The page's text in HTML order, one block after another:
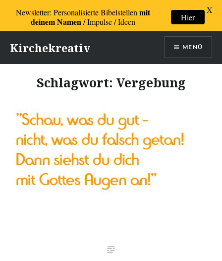
zum
Inhalt
Kirchekreativ MENÜ
Schlagwort: Vergebung
Newsletter: Personalisierte Bibelstellen mit
deinem Namen/ Impulse / Ideen Hier
X